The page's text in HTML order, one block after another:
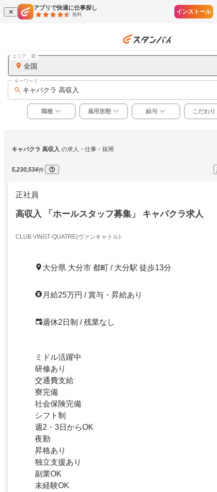
アプリで快適に仕事探し
無料 インストール
全国
エリア、駅
キャバクラ 高収入
キーワード
職種 雇用形態 給与 こだわり
キャバクラ 高収入 の求人・仕事・採用
5,230,534件
正社員
高収入 「ホールスタッフ募集」 キャバクラ求人
CLUB VINGT‐QUATRE(ヴァンキャトル)
大分県 大分市 都町 / 大分駅 徒歩13分
月給25万円 / 賞与・昇給あり
週休2日制 / 残業なし
ミドル活躍中
研修あり
交通費支給
寮完備
社会保険完備
シフト制
週2・3日からOK
夜勤
昇格あり
独立支援あり
副業OK
未経験OK